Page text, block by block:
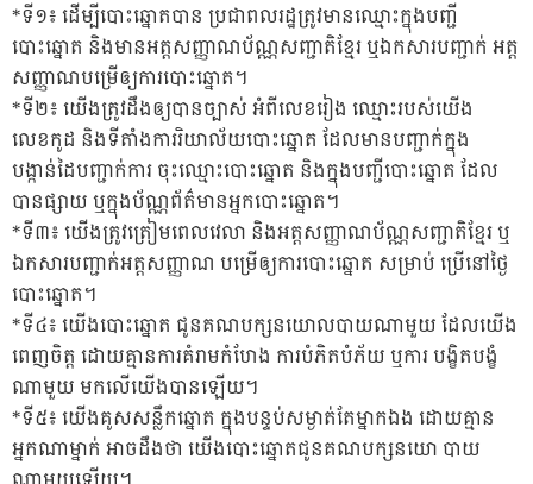
*ទី១៖ ដើម្បីបោះឆ្នោតបាន ប្រជាពលរដ្ឋត្រូវមានឈ្មោះក្នុងបញ្ជី
បោះឆ្នោត និងមានអត្តសញ្ញាណប័ណ្ណសញ្ជាតិខ្មែរ ឬឯកសារបញ្ជាក់ អត្ត
សញ្ញាណបម្រើឲ្យការបោះឆ្នោត។
*ទី២៖ យើងត្រូវដឹងឲ្យបានច្បាស់ អំពីលេខរៀង ឈ្មោះរបស់យើង
លេខកូដ និងទីតាំងការរិយាល័យបោះឆ្នោត ដែលមានបញ្ជាក់ក្នុង
បង្កាន់ដៃបញ្ជាក់ការ ចុះឈ្មោះបោះឆ្នោត និងក្នុងបញ្ជីបោះឆ្នោត ដែល
បានផ្សាយ ឬក្នុងប័ណ្ណព័ត៌មានអ្នកបោះឆ្នោត។
*ទី៣៖ យើងត្រូវត្រៀមពេលវេលា និងអត្តសញ្ញាណប័ណ្ណសញ្ជាតិខ្មែរ ឬ
ឯកសារបញ្ជាក់អត្តសញ្ញាណ បម្រើឲ្យការបោះឆ្នោត សម្រាប់ ប្រើនៅថ្ងៃ
បោះឆ្នោត។
*ទី៤៖ យើងបោះឆ្នោត ជូនគណបក្សនយោលបាយណាមួយ ដែលយើង
ពេញចិត្ត ដោយគ្មានការគំរាមកំហែង ការបំភិតបំភ័យ ឬការ បង្ខិតបង្ខំ
ណាមួយ មកលើយើងបានឡើយ។
*ទី៥៖ យើងគូសសន្លឹកឆ្នោត ក្នុងបន្ទប់សម្ងាត់តែម្នាកឯង ដោយគ្មាន
អ្នកណាម្នាក់ អាចដឹងថា យើងបោះឆ្នោតជូនគណបក្សនយោ បាយ